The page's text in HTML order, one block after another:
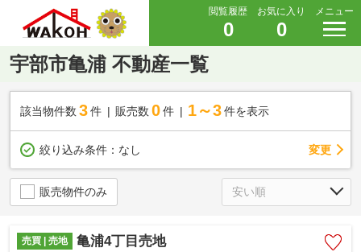
閲覧履歴
0
お気に入り
0
メニュー
宇部市亀浦 不動産一覧
該当物件数 3件 販売数 0 件 1～3 件を表示
絞り込み条件： なし 変更
販売物件のみ
売買 | 売地 亀浦4丁目売地